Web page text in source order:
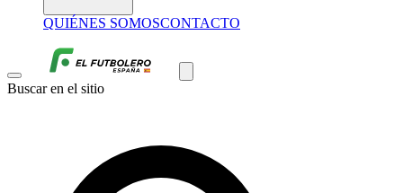
QUIÉNES SOMOSCONTACTO
Buscar en el sitio